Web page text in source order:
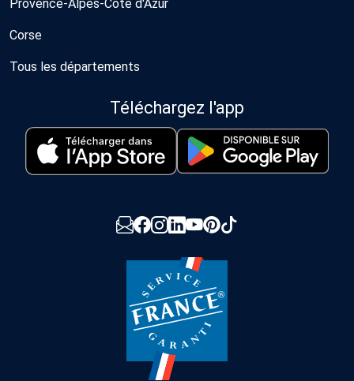
Provence-Alpes-Côte d'Azur
Corse
Tous les départements
Téléchargez l'app